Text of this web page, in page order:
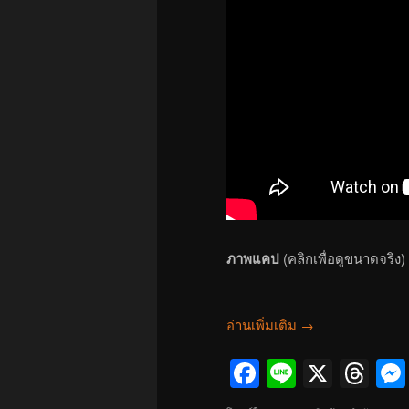
ภาพแคป (คลิกเพื่อดูขนาดจริง)
อ่านเพิ่มเติม →
Facebook
Line
X